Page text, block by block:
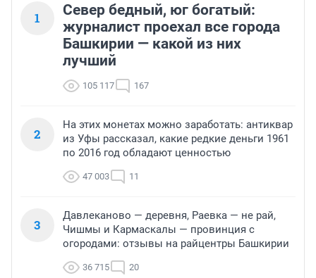
1
Север бедный, юг богатый:
журналист проехал все города
Башкирии — какой из них
лучший
105 117 167
2
На этих монетах можно заработать: антиквар
из Уфы рассказал, какие редкие деньги 1961
по 2016 год обладают ценностью
47 003 11
3
Давлеканово — деревня, Раевка — не рай,
Чишмы и Кармаскалы — провинция с
огородами: отзывы на райцентры Башкирии
36 715 20